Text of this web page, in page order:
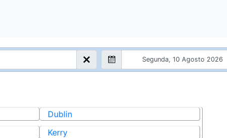
Dublin
Kerry